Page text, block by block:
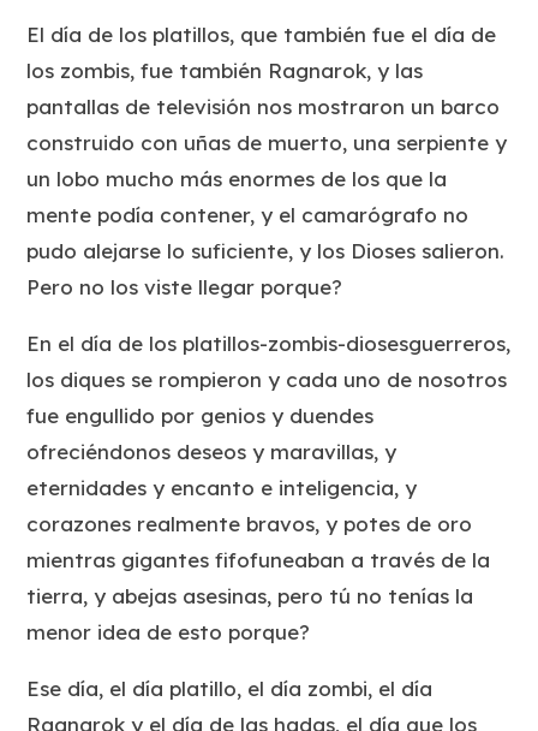
El día de los platillos, que también fue el día de
los zombis, fue también Ragnarok, y las
pantallas de televisión nos mostraron un barco
construido con uñas de muerto, una serpiente y
un lobo mucho más enormes de los que la
mente podía contener, y el camarógrafo no
pudo alejarse lo suficiente, y los Dioses salieron.
Pero no los viste llegar porque?
En el día de los platillos-zombis-diosesguerreros,
los diques se rompieron y cada uno de nosotros
fue engullido por genios y duendes
ofreciéndonos deseos y maravillas, y
eternidades y encanto e inteligencia, y
corazones realmente bravos, y potes de oro
mientras gigantes fifofuneaban a través de la
tierra, y abejas asesinas, pero tú no tenías la
menor idea de esto porque?
Ese día, el día platillo, el día zombi, el día
Ragnarok y el día de las hadas, el día que los